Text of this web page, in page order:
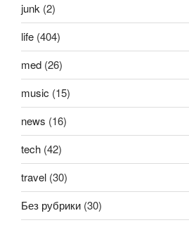
junk (2)
life (404)
med (26)
music (15)
news (16)
tech (42)
travel (30)
Без рубрики (30)